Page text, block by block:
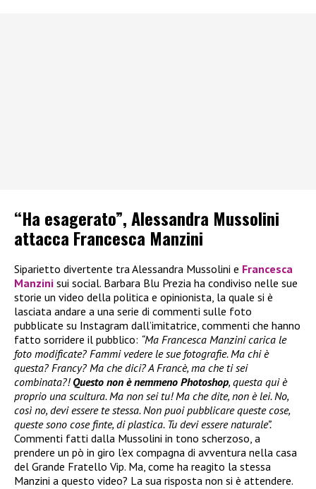
“Ha esagerato”, Alessandra Mussolini
attacca Francesca Manzini
Siparietto divertente tra Alessandra Mussolini e Francesca
Manzini sui social. Barbara Blu Prezia ha condiviso nelle sue
storie un video della politica e opinionista, la quale si è
lasciata andare a una serie di commenti sulle foto
pubblicate su Instagram dall’imitatrice, commenti che hanno
fatto sorridere il pubblico: “Ma Francesca Manzini carica le
foto modificate? Fammi vedere le sue fotografie. Ma chi è
questa? Francy? Ma che dici? A Francè, ma che ti sei
combinata?! Questo non è nemmeno Photoshop, questa qui è
proprio una scultura. Ma non sei tu! Ma che dite, non è lei. No,
così no, devi essere te stessa. Non puoi pubblicare queste cose,
queste sono cose finte, di plastica. Tu devi essere naturale”.
Commenti fatti dalla Mussolini in tono scherzoso, a
prendere un pò in giro l’ex compagna di avventura nella casa
del Grande Fratello Vip. Ma, come ha reagito la stessa
Manzini a questo video? La sua risposta non si è attendere.